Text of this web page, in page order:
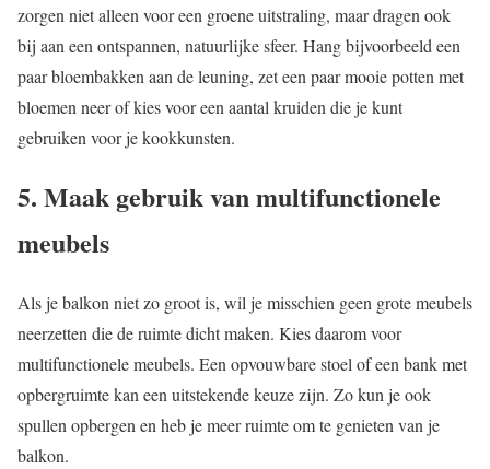
zorgen niet alleen voor een groene uitstraling, maar dragen ook
bij aan een ontspannen, natuurlijke sfeer. Hang bijvoorbeeld een
paar bloembakken aan de leuning, zet een paar mooie potten met
bloemen neer of kies voor een aantal kruiden die je kunt
gebruiken voor je kookkunsten.
5. Maak gebruik van multifunctionele
meubels
Als je balkon niet zo groot is, wil je misschien geen grote meubels
neerzetten die de ruimte dicht maken. Kies daarom voor
multifunctionele meubels. Een opvouwbare stoel of een bank met
opbergruimte kan een uitstekende keuze zijn. Zo kun je ook
spullen opbergen en heb je meer ruimte om te genieten van je
balkon.